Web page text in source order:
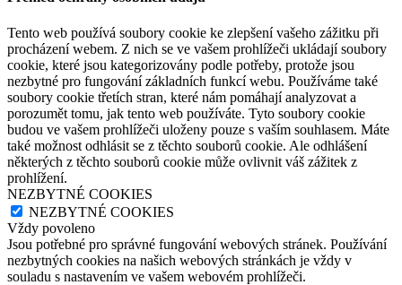
Tento web používá soubory cookie ke zlepšení vašeho zážitku při
procházení webem. Z nich se ve vašem prohlížeči ukládají soubory
cookie, které jsou kategorizovány podle potřeby, protože jsou
nezbytné pro fungování základních funkcí webu. Používáme také
soubory cookie třetích stran, které nám pomáhají analyzovat a
porozumět tomu, jak tento web používáte. Tyto soubory cookie
budou ve vašem prohlížeči uloženy pouze s vaším souhlasem. Máte
také možnost odhlásit se z těchto souborů cookie. Ale odhlášení
některých z těchto souborů cookie může ovlivnit váš zážitek z
prohlížení.
NEZBYTNÉ COOKIES
NEZBYTNÉ COOKIES
Vždy povoleno
Jsou potřebné pro správné fungování webových stránek. Používání
nezbytných cookies na našich webových stránkách je vždy v
souladu s nastavením ve vašem webovém prohlížeči.